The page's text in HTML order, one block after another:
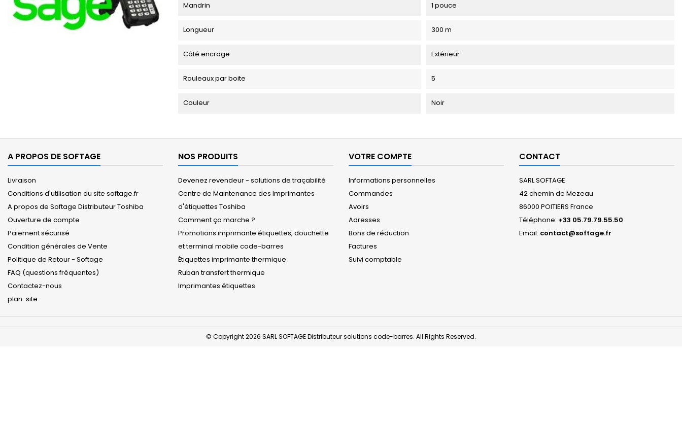
Mandrin 1 pouce
Longueur 300 m
Côté encrage Extérieur
Rouleaux par boite 5
Couleur Noir
A PROPOS DE SOFTAGE
Livraison
Conditions d'utilisation du site softage.fr
A propos de Softage Distributeur Toshiba
Ouverture de compte
Paiement sécurisé
Condition générales de Vente
Politique de Retour - Softage
FAQ (questions fréquentes)
Contactez-nous
plan-site
NOS PRODUITS
Devenez revendeur - solutions de traçabilité
Centre de Maintenance des Imprimantes
d'étiquettes Toshiba
Comment ça marche ?
Promotions imprimante étiquettes, douchette
et terminal mobile code-barres
Étiquettes imprimante thermique
Ruban transfert thermique
Imprimantes étiquettes
VOTRE COMPTE
Informations personnelles
Commandes
Avoirs
Adresses
Bons de réduction
Factures
Suivi comptable
CONTACT
SARL SOFTAGE
42 chemin de Mezeau
86000 POITIERS France
Téléphone: +33 05.79.79.55.50
Email: contact@softage.fr
© Copyright 2026 SARL SOFTAGE Distributeur solutions code-barres. All Rights Reserved.